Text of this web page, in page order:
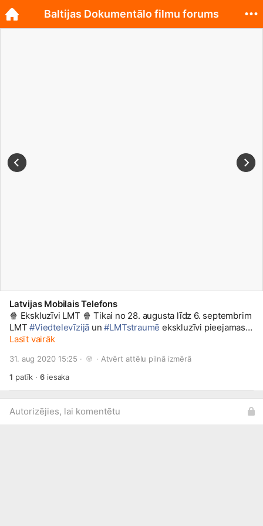
Latvijas Mobilais Telefons
🍿 Ekskluzīvi LMT 🍿 Tikai no 28. augusta līdz 6. septembrim
LMT#Viedtelevīzijā un#LMTstraumē ekskluzīvi pieejamas 5
no pagājušā gada Baltijas Dokumentālā filmu foruma
Alphabet) 🎦 Medus zeme (Honeyland) 🎦 Molenbēkas dievi
(Gods of Molenbeek) 🎦 Projekts - vecmāmiņas! (Granny
Lasīt vairāk
31. aug 2020 15:25 · · Atvērt attēlu pilnā izmērā
1 patīk ·6iesaka
Autorizējies, lai komentētu
Baltijas Dokumentālo filmu forums